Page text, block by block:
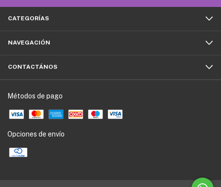
CATEGORÍAS
NAVEGACIÓN
CONTACTÁNOS
Métodos de pago
Opciones de envío